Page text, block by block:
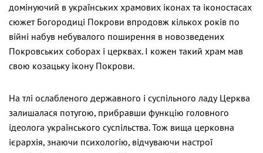
домінуючий в українських храмових іконах та іконостасах
сюжет Богородиці Покрови впродовж кількох років по
війні набув небувалого поширення в новозведених
Покровських соборах і церквах. І кожен такий храм мав
свою козацьку ікону Покрови.
На тлі ослабленого державного і суспільного ладу Церква
залишалася потугою, прибравши функцію головного
ідеолога українського суспільства. Тож вища церковна
ієрархія, знаючи психологію, відчуваючи настрої